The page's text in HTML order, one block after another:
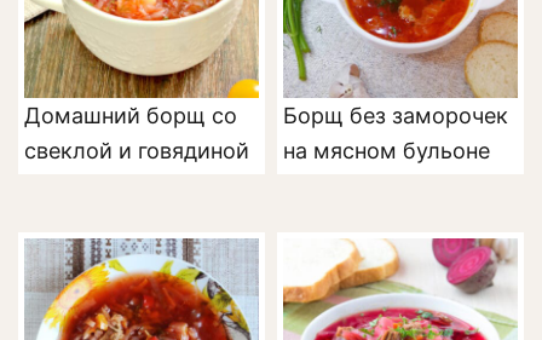
Домашний борщ со
свеклой и говядиной
Борщ без заморочек
на мясном бульоне